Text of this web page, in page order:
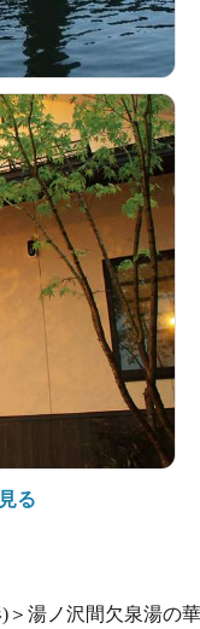
る
＞ 湯ノ沢間欠泉湯の